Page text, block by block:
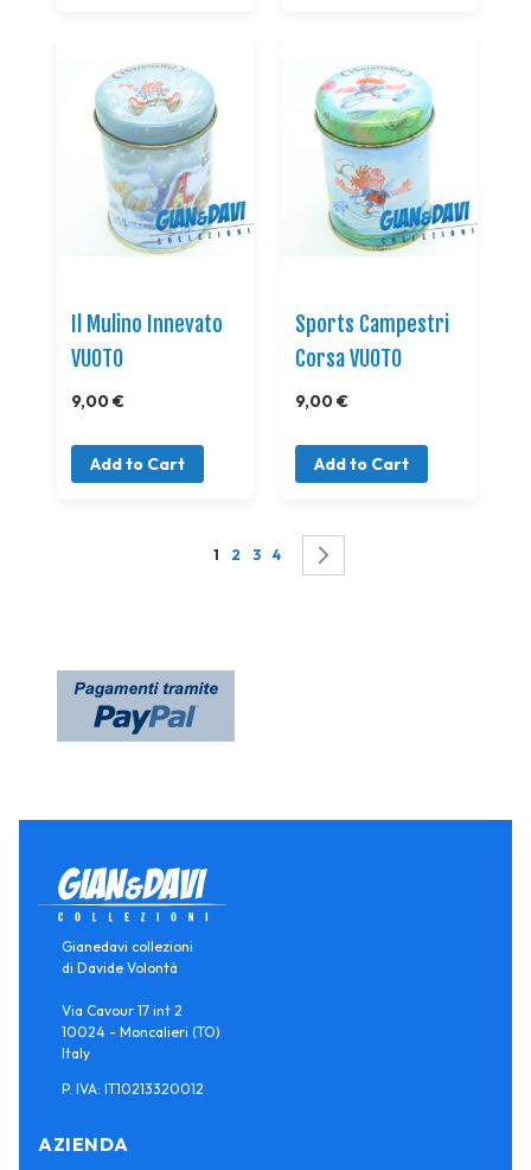
Il Mulino Innevato
VUOTO
9,00 €
Add to Cart
Sports Campestri
Corsa VUOTO
9,00 €
Add to Cart
Page
You're currently reading page
1 Page
2 Page
3 Page
4
Gianedavi collezioni
di Davide Volontà
Via Cavour 17 int 2
10024 - Moncalieri (TO)
Italy
P. IVA: IT10213320012
AZIENDA